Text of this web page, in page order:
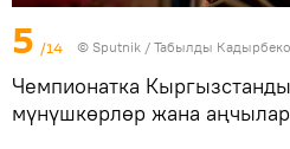
5 /14 © Sputnik / Табылды
Чемпионатка
мүнүшкөрлөр жана